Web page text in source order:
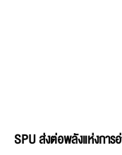
SPU ส่งต่อพลังแห่งการ